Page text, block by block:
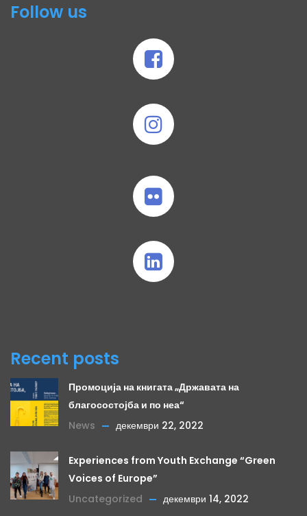
Follow us
Recent posts
Промоција на книгата „Државата на
благосостојба и по неа“
News
декември 22, 2022
Experiences from Youth Exchange “Green
Voices of Europe”
Uncategorized
декември 14, 2022